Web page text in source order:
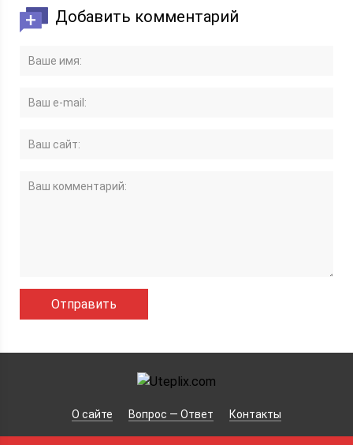
Добавить комментарий
О сайте Вопрос — Ответ Контакты